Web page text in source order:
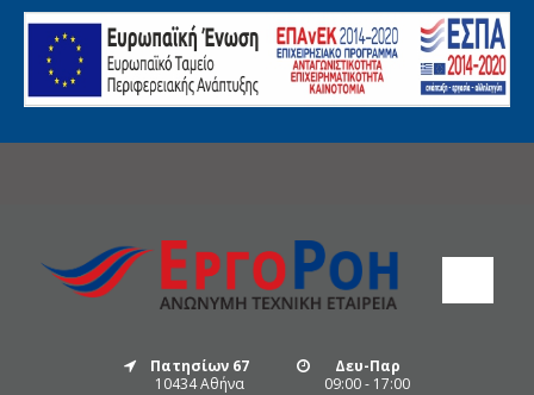
Πατησίων 67
10434 Αθήνα
Δευ-Παρ
09:00 - 17:00